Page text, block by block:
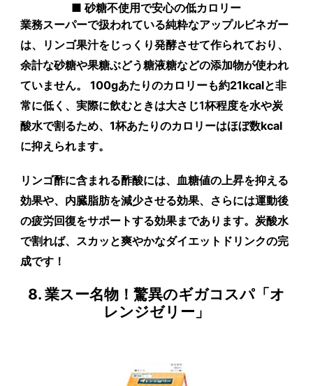
■ 砂糖不使用で安心の低カロリー
業務スーパーで扱われている純粋なアップルビネガー
は、リンゴ果汁をじっくり発酵させて作られており、
余計な砂糖や果糖ぶどう糖液糖などの添加物が使われ
ていません。100gあたりのカロリーも約21kcalと非
常に低く、実際に飲むときは大さじ1杯程度を水や炭
酸水で割るため、1杯あたりのカロリーはほぼ数kcal
に抑えられます。
リンゴ酢に含まれる酢酸には、血糖値の上昇を抑える
効果や、内臓脂肪を減少させる効果、さらには運動後
の疲労回復をサポートする効果まであります。炭酸水
で割れば、スカッと爽やかなダイエットドリンクの完
成です！
8. 業スー名物！驚異のギガコスパ「オ
レンジゼリー」